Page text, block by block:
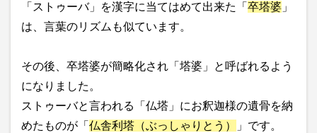
「ストゥーバ」を漢字に当てはめて出来た「 卒塔婆 」
は、言葉のリズムも似ています。
その後、卒塔婆が簡略化され「塔婆」と呼ばれるよう
になりました。
ストゥーバと言われる「仏塔」にお釈迦様の遺骨を納
めたものが「 仏舎利塔（ぶっしゃりとう） 」です。